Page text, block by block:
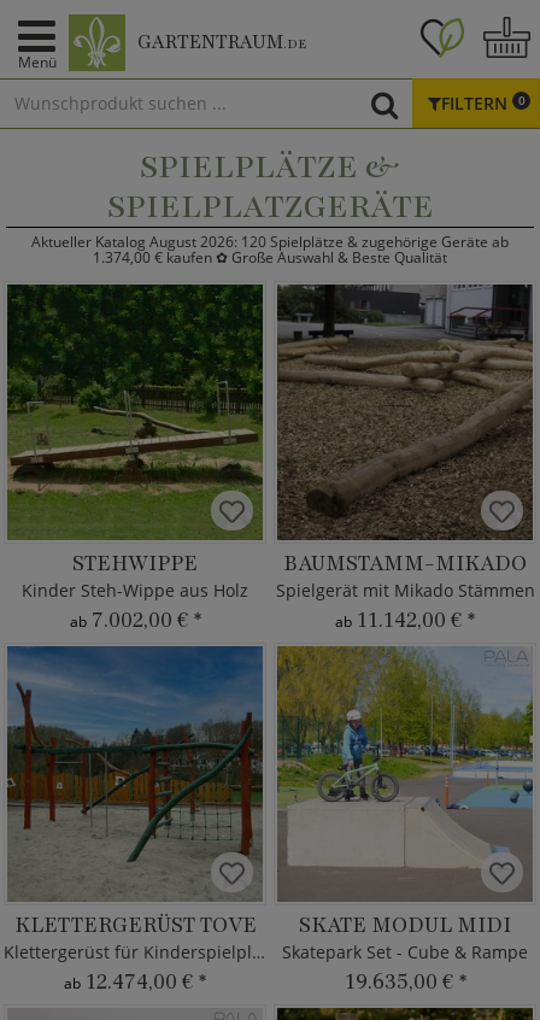
Menü
GARTENTRAUM.DE
FILTERN 0
SPIELPLÄTZE &
SPIELPLATZGERÄTE
Aktueller Katalog August 2026: 120 Spielplätze & zugehörige Geräte ab
1.374,00 € kaufen ✿ Große Auswahl & Beste Qualität
STEHWIPPE
Kinder Steh-Wippe aus Holz
ab 7.002,00 € *
BAUMSTAMM-MIKADO
Spielgerät mit Mikado Stämmen
ab 11.142,00 € *
KLETTERGERÜST TOVE
Klettergerüst für Kinderspielplatz
ab 12.474,00 € *
SKATE MODUL MIDI
Skatepark Set - Cube & Rampe
19.635,00 € *